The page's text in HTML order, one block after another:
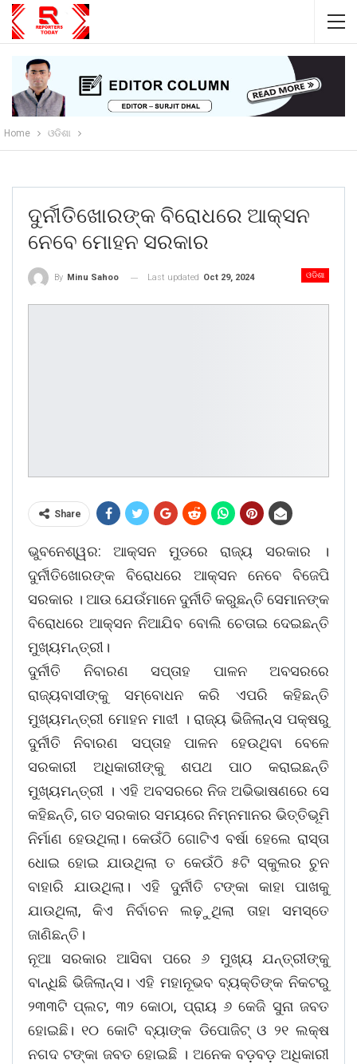
Home ଓଡିଶା
ଦୁର୍ନୀତିଖୋରଙ୍କ ବିରୋଧରେ ଆକ୍ସନ
ନେବେ ମୋହନ ସରକାର
ଓଡିଶା
By Minu Sahoo Last updated Oct 29, 2024
Share
ଭୁବନେଶ୍ୱର: ଆକ୍ସନ ମୁଡରେ ରାଜ୍ୟ ସରକାର ।
ଦୁର୍ନୀତିଖୋରଙ୍କ ବିରୋଧରେ ଆକ୍ସନ ନେବେ ବିଜେପି
ସରକାର । ଆଉ ଯେଉଁମାନେ ଦୁର୍ନୀତି କରୁଛନ୍ତି ସେମାନଙ୍କ
ବିରୋଧରେ ଆକ୍ସନ ନିଆଯିବ ବୋଲି ଚେତାଇ ଦେଇଛନ୍ତି
ମୁଖ୍ୟମନ୍ତ୍ରୀ।
ଦୁର୍ନୀତି ନିବାରଣ ସପ୍ତାହ ପାଳନ ଅବସରରେ
ରାଜ୍ୟବାସୀଙ୍କୁ ସମ୍ବୋଧନ କରି ଏପରି କହିଛନ୍ତି
ମୁଖ୍ୟମନ୍ତ୍ରୀ ମୋହନ ମାଝୀ । ରାଜ୍ୟ ଭିଜିଲାନ୍ସ ପକ୍ଷରୁ
ଦୁର୍ନୀତି ନିବାରଣ ସପ୍ତାହ ପାଳନ ହେଉଥିବା ବେଳେ
ସରକାରୀ ଅଧିକାରୀଙ୍କୁ ଶପଥ ପାଠ କରାଇଛନ୍ତି
ମୁଖ୍ୟମନ୍ତ୍ରୀ । ଏହି ଅବସରରେ ନିଜ ଅଭିଭାଷଣରେ ସେ
କହିଛନ୍ତି, ଗତ ସରକାର ସମୟରେ ନିମ୍ନମାନର ଭିତ୍ତିଭୂମି
ନିର୍ମାଣ ହେଉଥିଲା। କେଉଁଠି ଗୋଟିଏ ବର୍ଷା ହେଲେ ରାସ୍ତା
ଧୋଇ ହୋଇ ଯାଉଥିଲା ତ କେଉଁଠି ୫ଟି ସ୍କୁଲର ଚୁନ
ବାହାରି ଯାଉଥିଲା। ଏହି ଦୁର୍ନୀତି ଟଙ୍କା କାହା ପାଖକୁ
ଯାଉଥିଲା, କିଏ ନିର୍ବାଚନ ଲଢ଼ୁଥିଲା ତାହା ସମସ୍ତେ
ଜାଣିଛନ୍ତି।
ନୂଆ ସରକାର ଆସିବା ପରେ ୬ ମୁଖ୍ୟ ଯନ୍ତ୍ରୀଙ୍କୁ
ବାନ୍ଧିଛି ଭିଜିଲାନ୍ସ। ଏହି ମହାନୂଭବ ବ୍ୟକ୍ତିଙ୍କ ନିକଟରୁ
୨୩୩ଟି ପ୍ଲଟ, ୩୨ କୋଠା, ପ୍ରାୟ ୬ କେଜି ସୁନା ଜବତ
ହୋଇଛି। ୧୦ କୋଟି ବ୍ୟାଙ୍କ ଡିପୋଜିଟ୍ ଓ ୨୧ ଲକ୍ଷ
ନଗଦ ଟଙ୍କା ଜବତ ହୋଇଛି । ଅନେକ ବଡ଼ବଡ଼ ଅଧିକାରୀ